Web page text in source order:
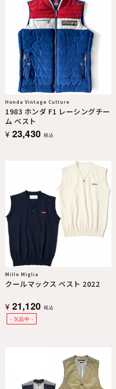
Honda Vintage Culture
1983 ホンダ F1 レーシングチー
ム ベスト
¥ 23,430 税込
Mille Miglia
クールマックス ベスト 2022
¥ 21,120 税込